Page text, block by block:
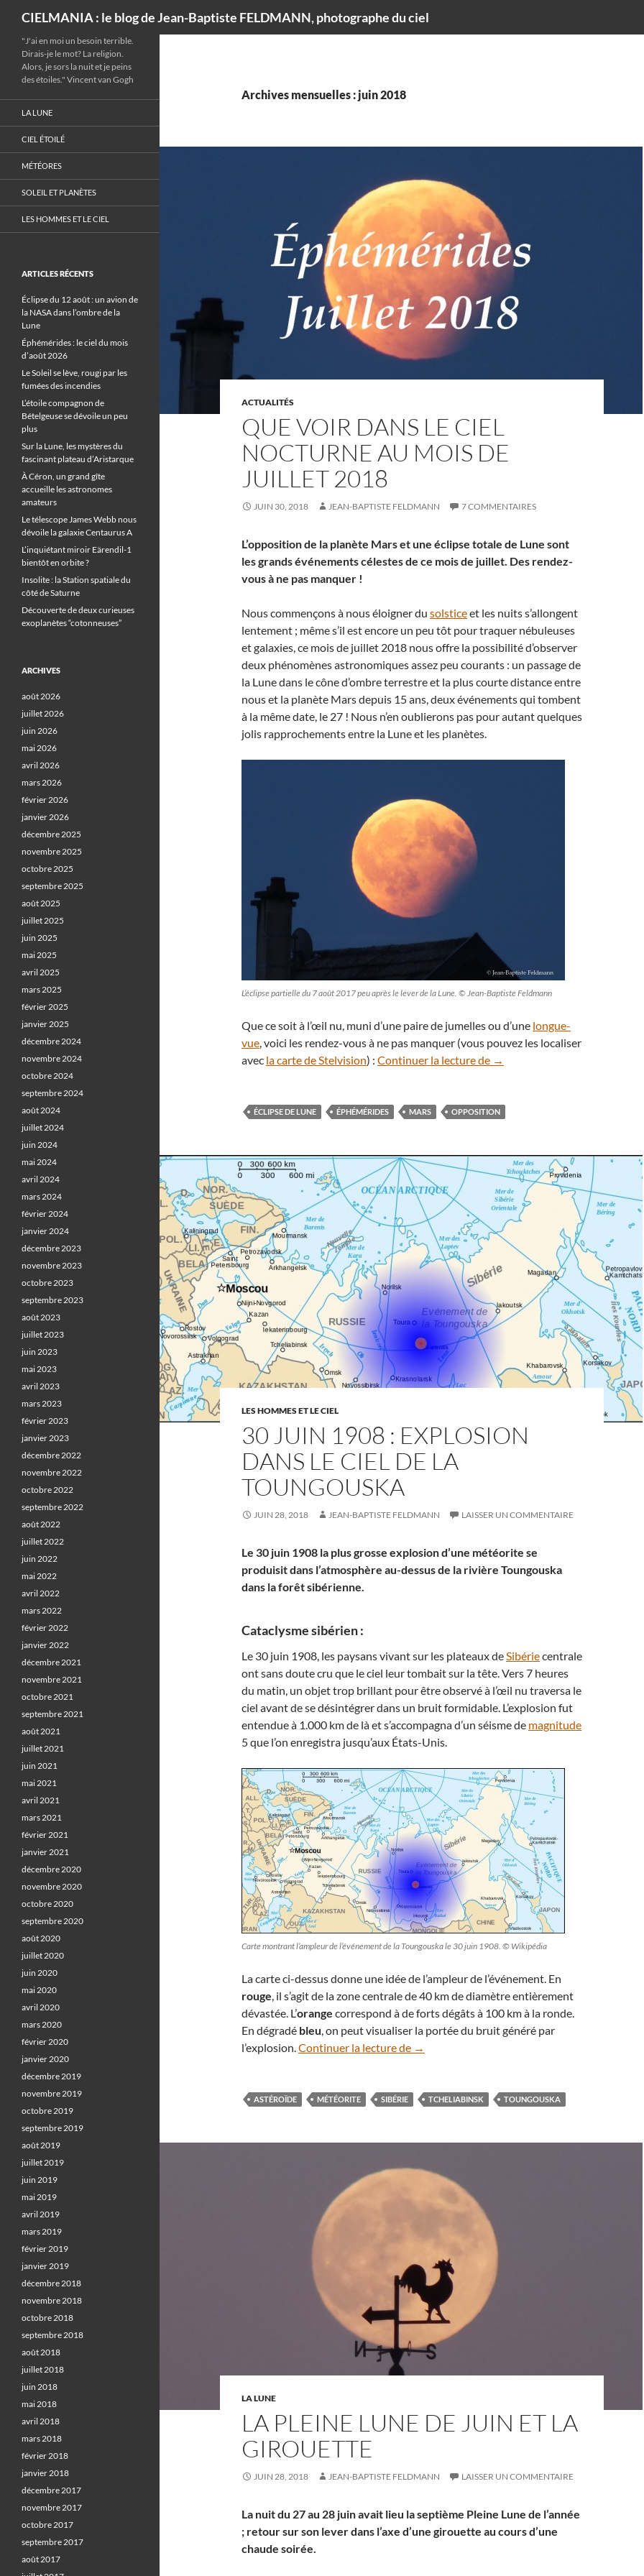
CIELMANIA : le blog de Jean-Baptiste FELDMANN, photographe du ciel
Archives mensuelles : juin 2018
ACTUALITÉS
QUE VOIR DANS LE CIEL
NOCTURNE AU MOIS DE
JUILLET 2018
JUIN 30, 2018 JEAN-BAPTISTE FELDMANN 7 COMMENTAIRES
L’opposition de la planète Mars et une éclipse totale de Lune sont
les grands événements célestes de ce mois de juillet. Des rendez-
vous à ne pas manquer !
Nous commençons à nous éloigner du solsticeet les nuits s’allongent
lentement ; même s’il est encore un peu tôt pour traquer nébuleuses
et galaxies, ce mois de juillet 2018 nous offre la possibilité d’observer
deux phénomènes astronomiques assez peu courants : un passage de
la Lune dans le cône d’ombre terrestre et la plus courte distance entre
nous et la planète Mars depuis 15 ans, deux événements qui tombent
à la même date, le 27 ! Nous n’en oublierons pas pour autant quelques
jolis rapprochements entre la Lune et les planètes.
L’éclipse partielle du 7 août 2017 peu après le lever de la Lune. © Jean-Baptiste Feldmann
Que ce soit à l’œil nu, muni d’une paire de jumelles ou d’une longue-
vue, voici les rendez-vous à ne pas manquer (vous pouvez les localiser
avec la carte de Stelvision) : Continuer la lecture de Que voir dans le ciel nocturne
→
ÉCLIPSE DE LUNE ÉPHÉMÉRIDES MARS OPPOSITION
LES HOMMES ET LE CIEL
30 JUIN 1908 : EXPLOSION
DANS LE CIEL DE LA
TOUNGOUSKA
JUIN 28, 2018 JEAN-BAPTISTE FELDMANN LAISSER UN COMMENTAIRE
Le 30 juin 1908 la plus grosse explosion d’une météorite se
produisit dans l’atmosphère au-dessus de la rivière Toungouska
dans la forêt sibérienne.
Cataclysme sibérien :
Le 30 juin 1908, les paysans vivant sur les plateaux deSibériecentrale
ont sans doute cru que le ciel leur tombait sur la tête. Vers 7 heures
du matin, un objet trop brillant pour être observé à l’œil nu traversa le
ciel avant de se désintégrer dans un bruit formidable. L’explosion fut
entendue à 1.000 km de là et s’accompagna d’un séisme de magnitude
5 que l’on enregistra jusqu’aux États-Unis.
Carte montrant l’ampleur de l’événement de la Toungouska le 30 juin 1908. © Wikipédia
La carte ci-dessus donne une idée de l’ampleur de l’événement. En
rouge, il s’agit de la zone centrale de 40 km de diamètre entièrement
dévastée. L’orange correspond à de forts dégâts à 100 km à la ronde.
En dégradé bleu, on peut visualiser la portée du bruit généré par
l’explosion.Continuer la lecture de 30 juin 1908 : explosion dans le ciel de la
→
ASTÉROÏDE MÉTÉORITE SIBÉRIE TCHELIABINSK TOUNGOUSKA
LA LUNE
LA PLEINE LUNE DE JUIN ET LA
GIROUETTE
JUIN 28, 2018 JEAN-BAPTISTE FELDMANN LAISSER UN COMMENTAIRE
La nuit du 27 au 28 juin avait lieu la septième Pleine Lune de l’année
; retour sur son lever dans l’axe d’une girouette au cours d’une
chaude soirée.
"J'ai en moi un besoin terrible.
Dirais-je le mot? La religion.
Alors, je sors la nuit et je peins
des étoiles." Vincent van Gogh
LA LUNE
CIEL ÉTOILÉ
MÉTÉORES
SOLEIL ET PLANÈTES
LES HOMMES ET LE CIEL
ARTICLES RÉCENTS
Éclipse du 12 août : un avion de
la NASA dans l’ombre de la
Lune
Éphémérides : le ciel du mois
d’août 2026
Le Soleil se lève, rougi par les
fumées des incendies
L’étoile compagnon de
Bételgeuse se dévoile un peu
plus
Sur la Lune, les mystères du
fascinant plateau d’Aristarque
À Céron, un grand gîte
accueille les astronomes
amateurs
Le télescope James Webb nous
dévoile la galaxie Centaurus A
L’inquiétant miroir Eärendil-1
bientôt en orbite ?
Insolite : la Station spatiale du
côté de Saturne
Découverte de deux curieuses
exoplanètes “cotonneuses”
ARCHIVES
août 2026
juillet 2026
juin 2026
mai 2026
avril 2026
mars 2026
février 2026
janvier 2026
décembre 2025
novembre 2025
octobre 2025
septembre 2025
août 2025
juillet 2025
juin 2025
mai 2025
avril 2025
mars 2025
février 2025
janvier 2025
décembre 2024
novembre 2024
octobre 2024
septembre 2024
août 2024
juillet 2024
juin 2024
mai 2024
avril 2024
mars 2024
février 2024
janvier 2024
décembre 2023
novembre 2023
octobre 2023
septembre 2023
août 2023
juillet 2023
juin 2023
mai 2023
avril 2023
mars 2023
février 2023
janvier 2023
décembre 2022
novembre 2022
octobre 2022
septembre 2022
août 2022
juillet 2022
juin 2022
mai 2022
avril 2022
mars 2022
février 2022
janvier 2022
décembre 2021
novembre 2021
octobre 2021
septembre 2021
août 2021
juillet 2021
juin 2021
mai 2021
avril 2021
mars 2021
février 2021
janvier 2021
décembre 2020
novembre 2020
octobre 2020
septembre 2020
août 2020
juillet 2020
juin 2020
mai 2020
avril 2020
mars 2020
février 2020
janvier 2020
décembre 2019
novembre 2019
octobre 2019
septembre 2019
août 2019
juillet 2019
juin 2019
mai 2019
avril 2019
mars 2019
février 2019
janvier 2019
décembre 2018
novembre 2018
octobre 2018
septembre 2018
août 2018
juillet 2018
juin 2018
mai 2018
avril 2018
mars 2018
février 2018
janvier 2018
décembre 2017
novembre 2017
octobre 2017
septembre 2017
août 2017